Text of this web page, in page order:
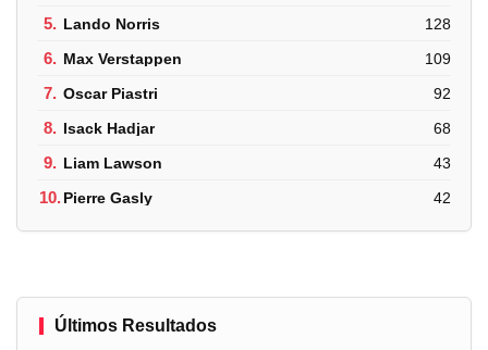
5. Lando Norris 128
6. Max Verstappen 109
7. Oscar Piastri 92
8. Isack Hadjar 68
9. Liam Lawson 43
10.Pierre Gasly 42
Últimos Resultados